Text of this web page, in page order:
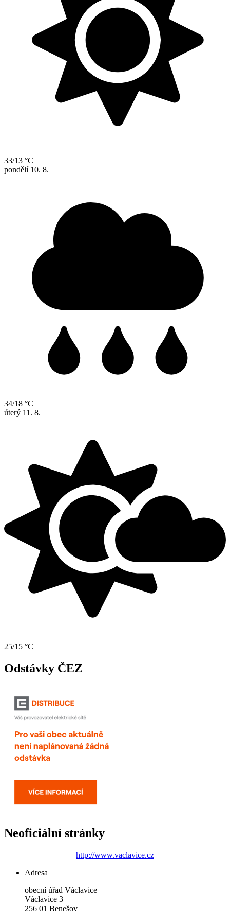
33/13 °C
pondělí 10. 8.
34/18 °C
úterý 11. 8.
25/15 °C
Odstávky ČEZ
Neoficiální stránky
http://www.vaclavice.cz
Adresa
obecní úřad Václavice
Václavice 3
256 01 Benešov